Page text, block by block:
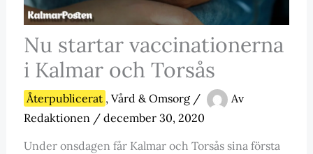
Nu startar vaccinationerna
i Kalmar och Torsås
Återpublicerat , Vård & Omsorg/
Av
Redaktionen / december 30, 2020
Under onsdagen får Kalmar och Torsås sina första